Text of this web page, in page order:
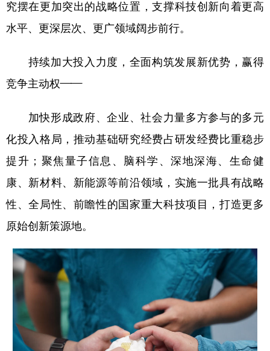
究摆在更加突出的战略位置，支撑科技创新向着更高
水平、更深层次、更广领域阔步前行。
持续加大投入力度，全面构筑发展新优势，赢得
竞争主动权——
加快形成政府、企业、社会力量多方参与的多元
化投入格局，推动基础研究经费占研发经费比重稳步
提升；聚焦量子信息、脑科学、深地深海、生命健
康、新材料、新能源等前沿领域，实施一批具有战略
性、全局性、前瞻性的国家重大科技项目，打造更多
原始创新策源地。